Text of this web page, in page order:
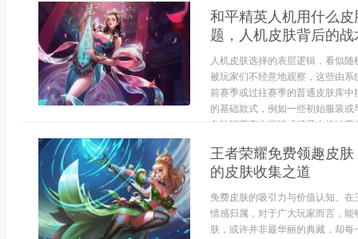
和平精英人机用什么
题，人机皮肤背后的
人机皮肤选择的表层逻辑，看似
被玩家们不经意地观察，这些由
前赛季或过往赛季的普通皮肤库
的基础款式，例如一些初始服装
免让玩家产生混淆或赋予人机过于
王者荣耀免费领趣皮
的皮肤收集之道
免费皮肤的吸引力与价值认知。
情感归属，对于广大玩家而言，
肤，或许并非最华丽的典藏，却